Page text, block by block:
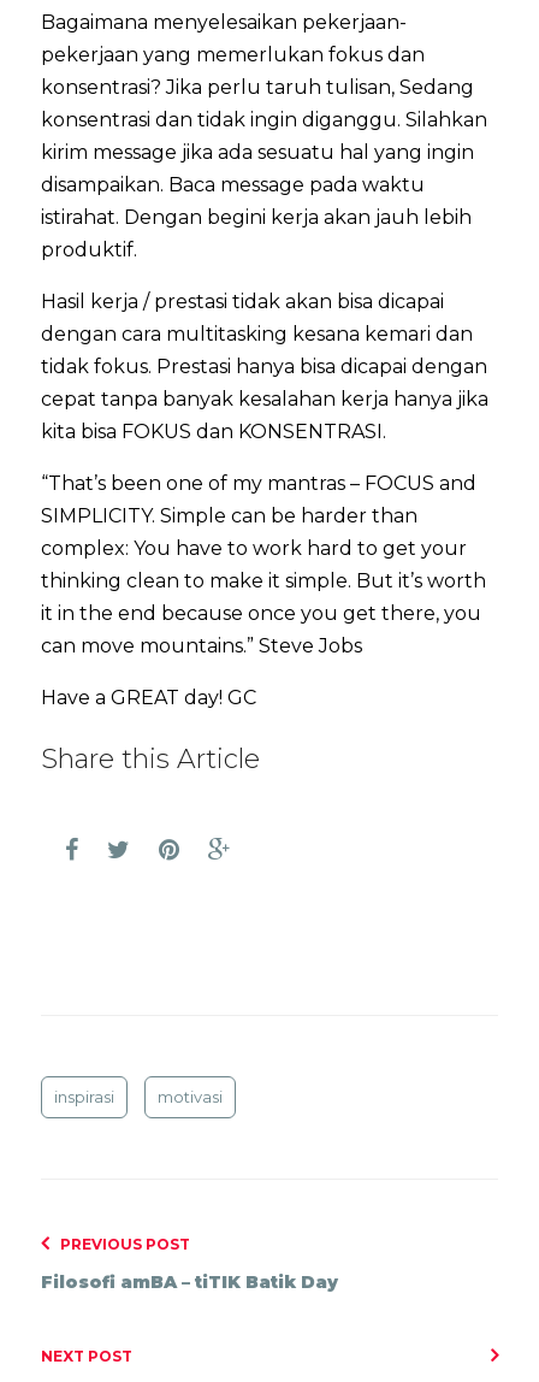
Bagaimana menyelesaikan pekerjaan-
pekerjaan yang memerlukan fokus dan
konsentrasi? Jika perlu taruh tulisan, Sedang
konsentrasi dan tidak ingin diganggu. Silahkan
kirim message jika ada sesuatu hal yang ingin
disampaikan. Baca message pada waktu
istirahat. Dengan begini kerja akan jauh lebih
produktif.
Hasil kerja / prestasi tidak akan bisa dicapai
dengan cara multitasking kesana kemari dan
tidak fokus. Prestasi hanya bisa dicapai dengan
cepat tanpa banyak kesalahan kerja hanya jika
kita bisa FOKUS dan KONSENTRASI.
“That’s been one of my mantras – FOCUS and
SIMPLICITY. Simple can be harder than
complex: You have to work hard to get your
thinking clean to make it simple. But it’s worth
it in the end because once you get there, you
can move mountains.” Steve Jobs
Have a GREAT day! GC
Share this Article
inspirasi motivasi
PREVIOUS POST
Filosofi amBA – tiTIK Batik Day
NEXT POST